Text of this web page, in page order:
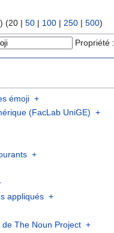
) (20 | 50 | 100 | 250 | 500)
Propriété :
émoji +
(FacLab UniGE) +
+
appliqués +
The Noun Project +